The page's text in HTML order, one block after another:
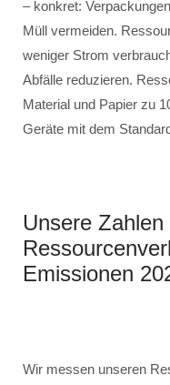
– konkret:
Müll vermeiden.
weniger Strom
Abfälle reduzieren.
Material und Papier zu
Geräte mit dem
Unsere Zahlen
Emissionen
Wir messen unseren